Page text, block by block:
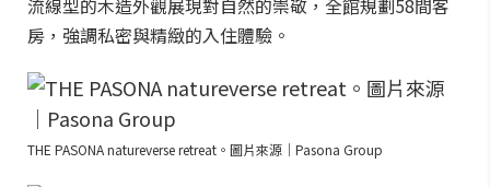
流線型的木造外觀展現對自然的崇敬，全館規劃58間客
房，強調私密與精緻的入住體驗。
THE PASONA natureverse retreat。圖片來源｜Pasona Group